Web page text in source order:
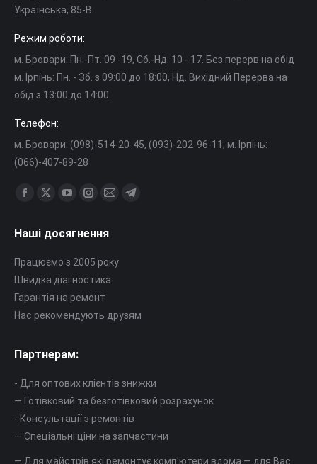
Українська, 85-В
Режим роботи:
м. Бровари: Пн.-Пт. 09 -19, Cб.-Нд. 10 - 17. Без перерв на обід
м. Ірпінь: Пн. - Зб. з 09:00 до 18:00, Нд. Вихідний Перерва на
обід з 13:00 до 14:00.
Телефон:
м. Бровари: (098)-514-20-45, (093)-202-96-11; м. Ірпінь:
(066)-407-89-28
Знайдіть нас на:
Сторінка
відкриється
вікні
Сторінка
відкриється
новому
вікні
Сторінка
відкриється
вікні
Сторінка
відкриється
в
вікні
Сторінка
відкриється
Сторінка
Наші досягнення
Працюємо з 2005 року
Швидка діагностика
Гарантія на ремонт
Нас рекомендують друзям
Партнерам:
- Для оптових клієнтів знижки
— Готівковий та безготівковий розрахунок
- Консультації з ремонтів
— Спеціальні ціни на запчастини
— Для майстрів які ремонтує комп'ютери вдома — для Вас